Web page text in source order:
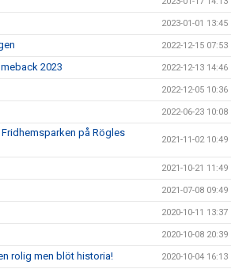
2023-01-01 13:45
2022-12-15 07:53
2023 2022-12-13 14:46
2022-12-05 10:36
2022-06-23 10:08
på Rögles
2021-11-02 10:49
2021-10-21 11:49
2021-07-08 09:49
2020-10-11 13:37
2020-10-08 20:39
rolig men blöt historia! 2020-10-04 16:13